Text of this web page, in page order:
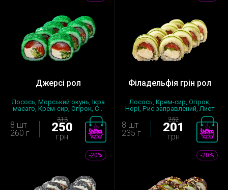
Джерсі рол
Лосось, Морський окунь, Ікра
масаго, Крем-сир, Огірок, С...
8 шт
260 г
313
250
грн
Філадельфія грін рол
Лосось, Крем-сир, Огірок,
Норі, Рис заправлений, Лист
са...
8 шт
235 г
252
201
грн
-20% -20%